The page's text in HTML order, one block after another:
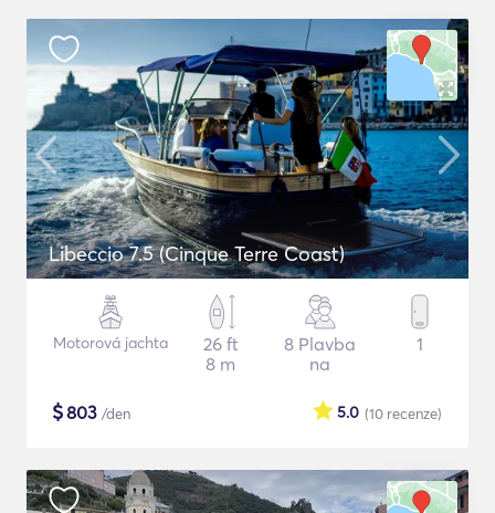
Libeccio 7.5 (Cinque Terre Coast)
Motorová jachta
26 ft
8 m
8 Plavba
na
1
$803 /den (10 recenze)
5.0